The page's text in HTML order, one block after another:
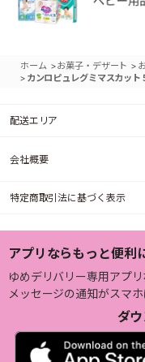
ホーム >お菓子・デザート >
> カンロピュレグミマスカット
配送エリア
会社概要
特定商取引法に基づく表示
アプリならもっと便利
ゆめデリバリー専用アプリ
メッセージの通知がスマ
ダ